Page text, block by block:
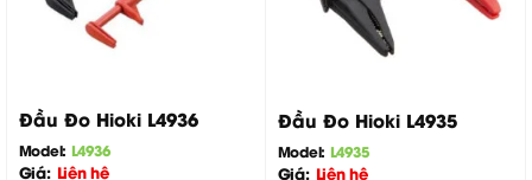
Đầu Đo Hioki L4936
Model: L4936
Giá: Liên hệ
Đầu Đo Hioki L4935
Model: L4935
Giá: Liên hệ